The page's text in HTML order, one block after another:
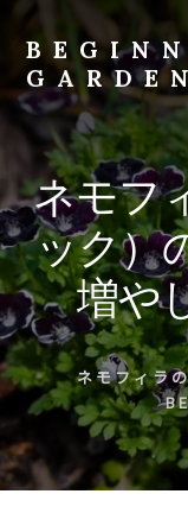
Skip
content
植
物
の
種
類
や
育
て
方
の
紹
介
を
行
ネモフ
ック）
増や
ネモフィラ